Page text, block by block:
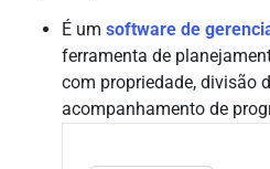
É um software de
ferramenta de
com propriedade, divisão
acompanhamento de